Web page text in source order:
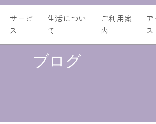
サービ
ス
生活につい
て
ご利用案
内
ア
ス
ブログ